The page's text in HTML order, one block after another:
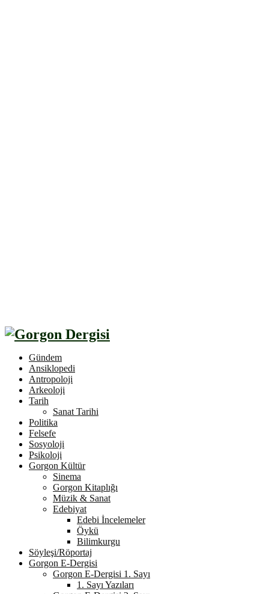
Gündem
Ansiklopedi
Antropoloji
Arkeoloji
Tarih
Sanat Tarihi
Politika
Felsefe
Sosyoloji
Psikoloji
Gorgon Kültür
Sinema
Gorgon Kitaplığı
Müzik & Sanat
Edebiyat
Edebi İncelemeler
Öykü
Bilimkurgu
Söyleşi/Röportaj
Gorgon E-Dergisi
Gorgon E-Dergisi 1. Sayı
1. Sayı Yazıları